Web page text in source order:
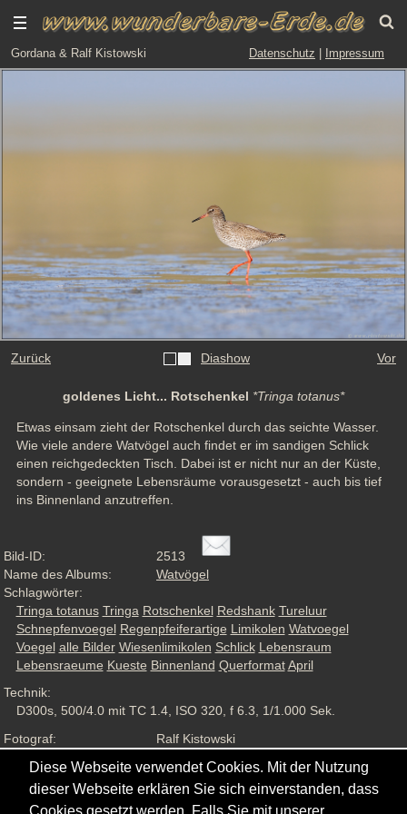
Gordana & Ralf Kistowski Datenschutz Impressum
Zurück Diashow Vor
goldenes Licht... Rotschenkel *Tringa totanus*
Etwas einsam zieht der Rotschenkel durch das seichte Wasser.
Wie viele andere Watvögel auch findet er im sandigen Schlick
einen reichgedeckten Tisch. Dabei ist er nicht nur an der Küste,
sondern - geeignete Lebensräume vorausgesetzt - auch bis tief
ins Binnenland anzutreffen.
Bild-ID:
2513
Name des Albums:
Watvögel
Schlagwörter:
Tringa totanus Tringa Rotschenkel Redshank Tureluur
Schnepfenvoegel Regenpfeiferartige Limikolen Watvoegel
Voegel alle Bilder Wiesenlimikolen Schlick Lebensraum
Lebensraeume Kueste Binnenland Querformat April
Technik:
D300s, 500/4.0 mit TC 1.4, ISO 320, f 6.3, 1/1.000 Sek.
Fotograf:
Ralf Kistowski
Ansichten:
816
Diese Webseite verwendet Cookies. Mit der Nutzung
dieser Webseite erklären Sie sich einverstanden, dass
Cookies gesetzt werden. Falls Sie mit unserer